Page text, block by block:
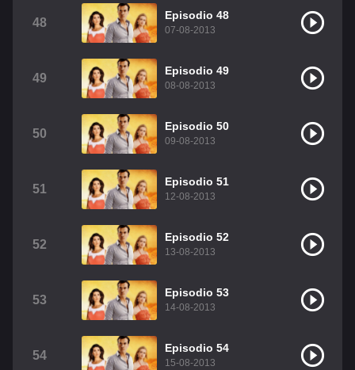
48
Episodio 48
07-08-2013
49
Episodio 49
08-08-2013
50
Episodio 50
09-08-2013
51
Episodio 51
12-08-2013
52
Episodio 52
13-08-2013
53
Episodio 53
14-08-2013
54
Episodio 54
15-08-2013